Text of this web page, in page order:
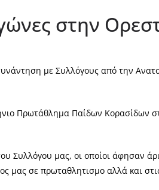
στην
με Συλλόγους από την
Πρωτάθλημα Παίδων Κορασίδων
Συλλόγου μας, οι οποίοι άφησαν
μας σε πρωταθλητισμο αλλά και